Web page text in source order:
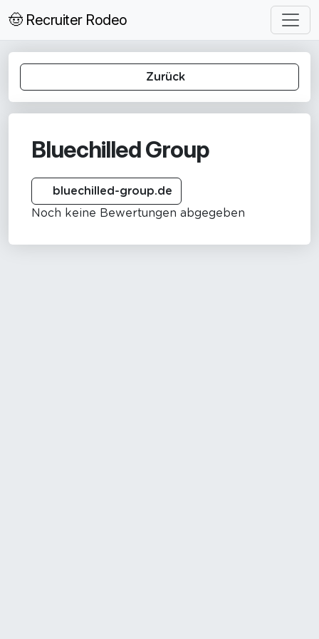
🤠 Recruiter Rodeo
Zurück
Bluechilled Group
bluechilled-group.de
Noch keine Bewertungen abgegeben